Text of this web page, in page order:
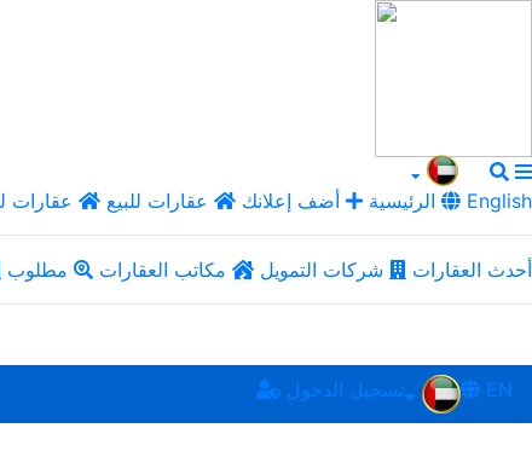
الرئيسية أضف إعلانك عقارات للبيع عقارات English
أحدث العقارات شركات التمويل مكاتب العقارات مطلوب
تسجيل الدخول EN